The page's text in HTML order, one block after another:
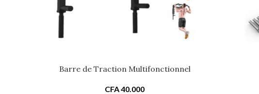
Barre de Traction Multifonctionnel
CFA40.000